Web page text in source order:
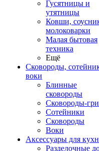
Гусятницы и
утятницы
Ковши,
молоковарки
Малая бытовая
техника
Ещё
Сковороды,
воки
Блинные
сковороды
Сковороды-
Сотейники
Сковороды
Воки
Аксессуары для
Разделочные